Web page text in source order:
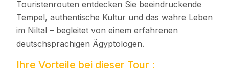
Touristenrouten entdecken Sie beeindruckende
Tempel, authentische Kultur und das wahre Leben
im Niltal – begleitet von einem erfahrenen
deutschsprachigen Ägyptologen.
Ihre Vorteile bei dieser Tour :